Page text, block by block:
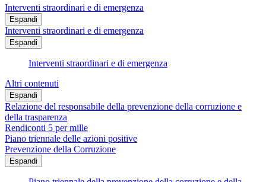
Interventi straordinari e di emergenza
Espandi
Interventi straordinari e di emergenza
Espandi
Interventi straordinari e di emergenza
Altri contenuti
Espandi
Relazione del responsabile della prevenzione della corruzione e
della trasparenza
Rendiconti 5 per mille
Piano triennale delle azioni positive
Prevenzione della Corruzione
Espandi